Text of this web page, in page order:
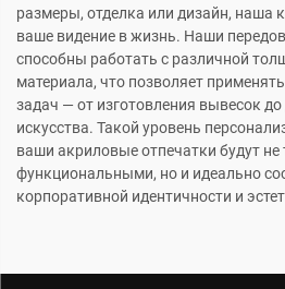
размеры, отделка или дизайн, наша
ваше видение в жизнь. Наши
способны работать с различной
материала, что позволяет
задач — от изготовления вывесок
искусства. Такой уровень
ваши акриловые отпечатки будут не
функциональными, но и идеально
корпоративной идентичности и